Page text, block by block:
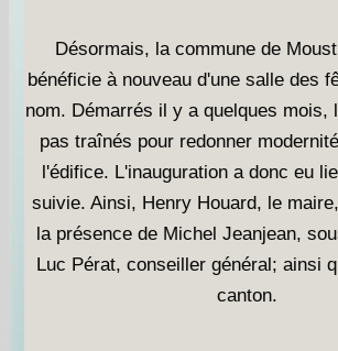
Désormais, la commune de
bénéficie à nouveau d'une salle des
nom. Démarrés il y a quelques mois,
pas traînés pour redonner
l'édifice. L'inauguration a donc eu
suivie. Ainsi, Henry Houard, le
la présence de Michel Jeanjean,
Luc Pérat, conseiller général; ainsi
canton.